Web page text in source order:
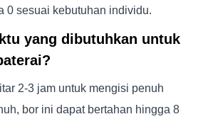
0 sesuai kebutuhan individu.
yang dibutuhkan untuk
2-3 jam untuk mengisi penuh
bor ini dapat bertahan hingga 8